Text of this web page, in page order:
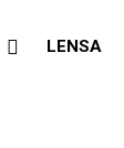
LENSA